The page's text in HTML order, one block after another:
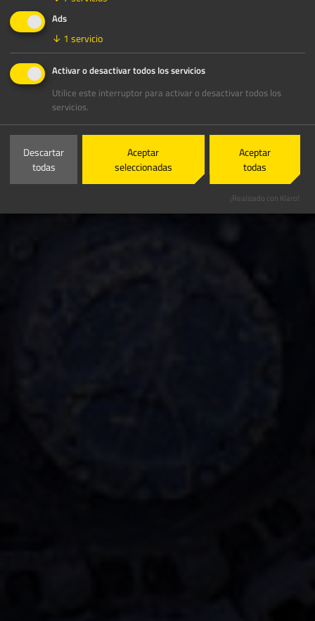
Ads
↓ 1 servicio
Activar o desactivar todos los servicios
Utilice este interruptor para activar o desactivar todos los
servicios.
Descartar
todas
Aceptar
seleccionadas
Aceptar
todas
¡Realizado con Klaro!